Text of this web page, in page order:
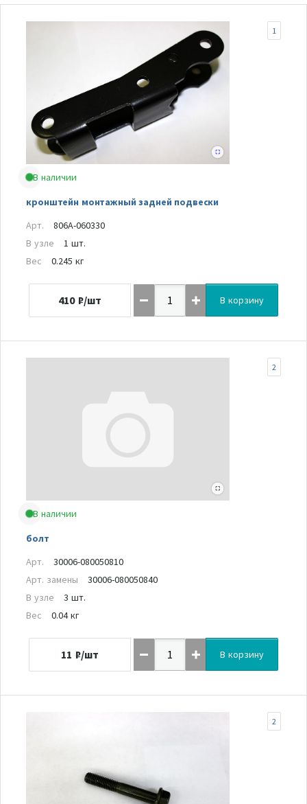
В наличии
кронштейн монтажный задней подвески
1
Арт.
806A-060330
В узле
1 шт.
Вес
0.245 кг
410 ₽/шт В корзину
В наличии
болт
2
Арт.
30006-080050810
Арт. замены
30006-080050840
В узле
3 шт.
Вес
0.04 кг
11 ₽/шт В корзину
2